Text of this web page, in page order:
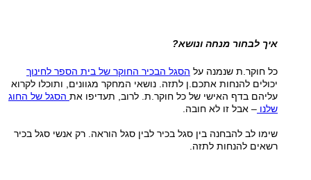
איך לבחור מנחה ונושא?
כל חוקר.ת שנמנה על הסגל הבכיר החוקר של בית הספר לחינוך
יכולים להנחות אתכם.ן לתזה. נושאי המחקר מגוונים, ותוכלו לקרוא
עליהם בדף האישי של כל חוקר.ת. לרוב, תעדיפו את הסגל של החוג
שלנו – אבל זו לא חובה.
שימו לב להבחנה בין סגל בכיר לבין סגל הוראה. רק אנשי סגל בכיר
רשאים להנחות לתזה.